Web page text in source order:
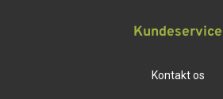
Kundeservice
Kontakt os